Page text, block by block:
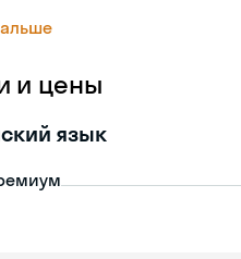
и цены
язык